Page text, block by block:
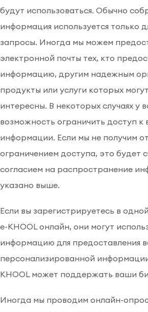
будут использоваться. Обычно
информация используется только
запросы. Иногда мы можем
электронной почты тех, кто
информацию, другим надежным
продукты или услуги которых
интересны. В некоторых случаях у
возможность ограничить доступ к
информации. Если мы не получим
ограничением доступа, это будет
согласием на распространение
указано выше.
Если вы зарегистрируетесь в
e-KHOOL онлайн, они могут
информацию для предоставления
персонализированной
KHOOL может поддержать ваши
Иногда мы проводим онлайн-